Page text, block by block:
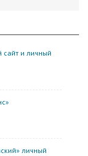
и личный
личный